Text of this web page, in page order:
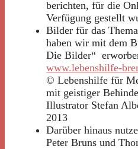
berichten, für die
Verfügung gestellt
Bilder für das
haben wir mit dem
Die Bilder“
www.lebenshilfe-
© Lebenshilfe für
mit geistiger
Illustrator Stefan
2013
Darüber hinaus
Peter Bruns und